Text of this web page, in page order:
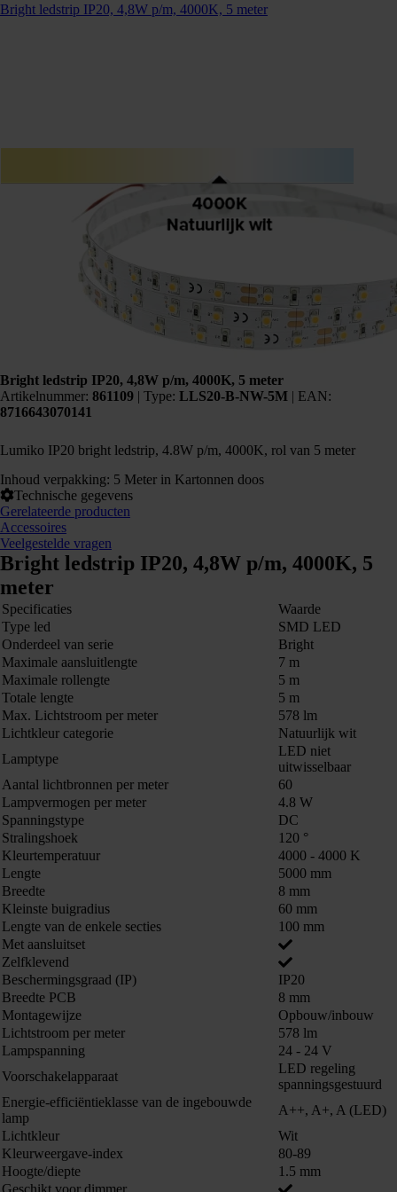
Bright ledstrip IP20, 4,8W p/m, 4000K, 5 meter
Bright ledstrip IP20, 4,8W p/m, 4000K, 5 meter
Artikelnummer: 861109 | Type: LLS20-B-NW-5M | EAN:
8716643070141
Lumiko IP20 bright ledstrip, 4.8W p/m, 4000K, rol van 5 meter
Inhoud verpakking: 5 Meter in Kartonnen doos
Technische gegevens
Gerelateerde producten
Accessoires
Veelgestelde vragen
Bright ledstrip IP20, 4,8W p/m, 4000K, 5
meter
Specificaties
Waarde
Type led
SMD LED
Onderdeel van serie
Bright
Maximale aansluitlengte
7 m
Maximale rollengte
5 m
Totale lengte
5 m
Max. Lichtstroom per meter
578 lm
Lichtkleur categorie
Natuurlijk wit
Lamptype
LED niet
uitwisselbaar
Aantal lichtbronnen per meter
60
Lampvermogen per meter
4.8 W
Spanningstype
DC
Stralingshoek
120 °
Kleurtemperatuur
4000 - 4000 K
Lengte
5000 mm
Breedte
8 mm
Kleinste buigradius
60 mm
Lengte van de enkele secties
100 mm
Met aansluitset
Zelfklevend
Beschermingsgraad (IP)
IP20
Breedte PCB
8 mm
Montagewijze
Opbouw/inbouw
Lichtstroom per meter
578 lm
Lampspanning
24 - 24 V
Voorschakelapparaat
LED regeling
spanningsgestuurd
Energie-efficiëntieklasse van de ingebouwde
lamp
A++, A+, A (LED)
Lichtkleur
Wit
Kleurweergave-index
80-89
Hoogte/diepte
1.5 mm
Geschikt voor dimmer